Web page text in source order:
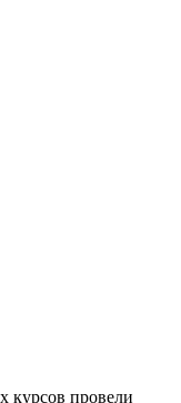
курсов провели